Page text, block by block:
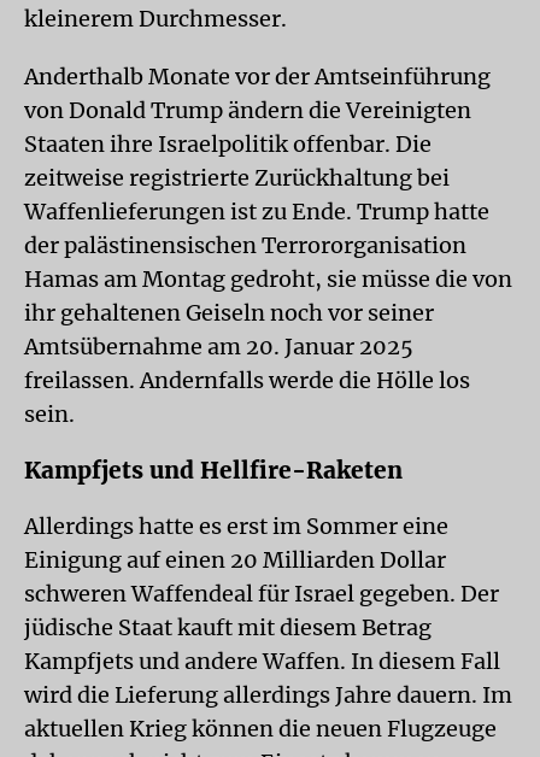
kleinerem Durchmesser.
Anderthalb Monate vor der Amtseinführung
von Donald Trump ändern die Vereinigten
Staaten ihre Israelpolitik offenbar. Die
zeitweise registrierte Zurückhaltung bei
Waffenlieferungen ist zu Ende. Trump hatte
der palästinensischen Terrororganisation
Hamas am Montag gedroht, sie müsse die von
ihr gehaltenen Geiseln noch vor seiner
Amtsübernahme am 20. Januar 2025
freilassen. Andernfalls werde die Hölle los
sein.
Kampfjets und Hellfire-Raketen
Allerdings hatte es erst im Sommer eine
Einigung auf einen 20 Milliarden Dollar
schweren Waffendeal für Israel gegeben. Der
jüdische Staat kauft mit diesem Betrag
Kampfjets und andere Waffen. In diesem Fall
wird die Lieferung allerdings Jahre dauern. Im
aktuellen Krieg können die neuen Flugzeuge